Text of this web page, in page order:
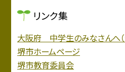
リンク集
大阪府 中学生のみなさんへ（
堺市ホームページ
堺市教育委員会